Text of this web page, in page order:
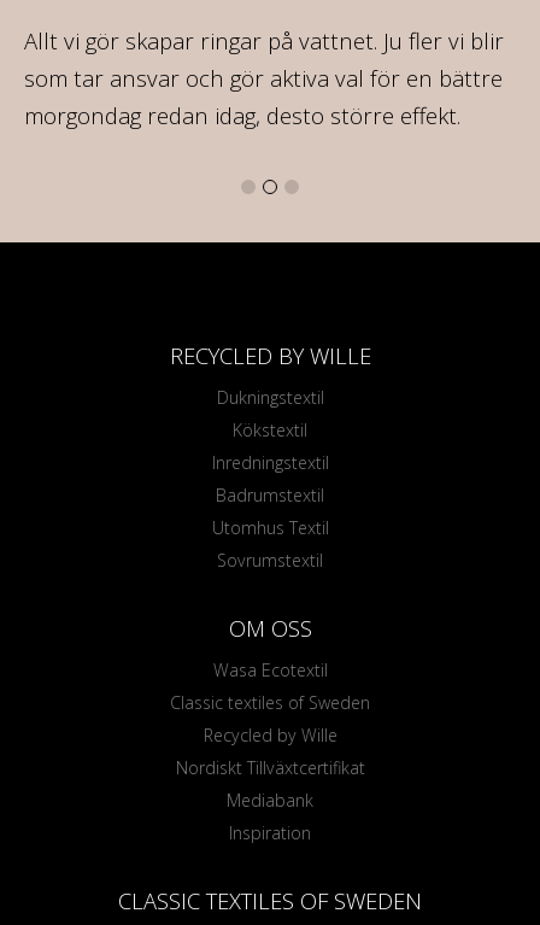
Allt vi gör skapar ringar på vattnet. Ju fler vi blir
som tar ansvar och gör aktiva val för en bättre
morgondag redan idag, desto större effekt.
RECYCLED BY WILLE
Dukningstextil
Kökstextil
Inredningstextil
Badrumstextil
Utomhus Textil
Sovrumstextil
OM OSS
Wasa Ecotextil
Classic textiles of Sweden
Recycled by Wille
Nordiskt Tillväxtcertifikat
Mediabank
Inspiration
CLASSIC TEXTILES OF SWEDEN